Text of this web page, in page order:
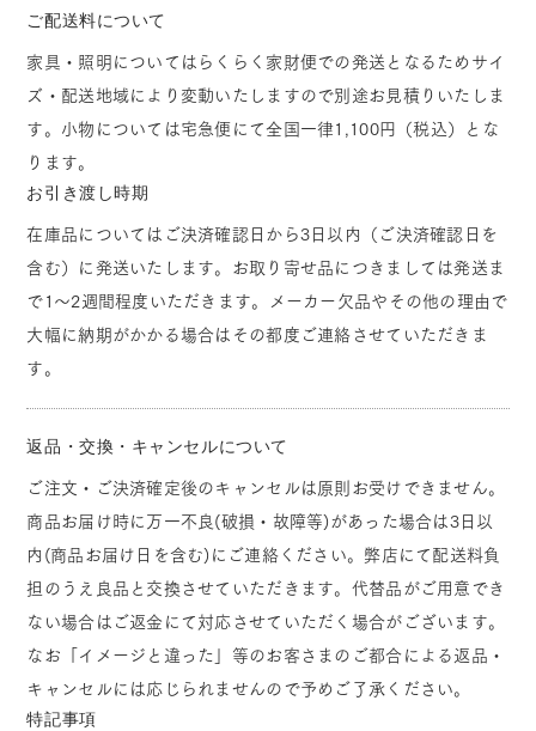
ご配送料について
家具・照明についてはらくらく家財便での発送となるためサイ
ズ・配送地域により変動いたしますので別途お見積りいたしま
す。小物については宅急便にて全国一律1,100円（税込）とな
ります。
お引き渡し時期
在庫品についてはご決済確認日から3日以内（ご決済確認日を
含む）に発送いたします。お取り寄せ品につきましては発送ま
で1～2週間程度いただきます。メーカー欠品やその他の理由で
大幅に納期がかかる場合はその都度ご連絡させていただきま
す。
返品・交換・キャンセルについて
ご注文・ご決済確定後のキャンセルは原則お受けできません。
商品お届け時に万一不良(破損・故障等)があった場合は3日以
内(商品お届け日を含む)にご連絡ください。弊店にて配送料負
担のうえ良品と交換させていただきます。代替品がご用意でき
ない場合はご返金にて対応させていただく場合がございます。
なお「イメージと違った」等のお客さまのご都合による返品・
キャンセルには応じられませんので予めご了承ください。
特記事項